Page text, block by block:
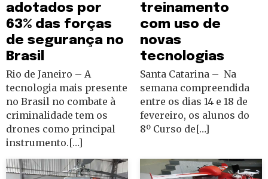
adotados por
63% das forças
de segurança no
Brasil
Rio de Janeiro – A
tecnologia mais presente
no Brasil no combate à
criminalidade tem os
drones como principal
instrumento.[…]
treinamento
com uso de
novas
tecnologias
Santa Catarina – Na
semana compreendida
entre os dias 14 e 18 de
fevereiro, os alunos do
8º Curso de[…]